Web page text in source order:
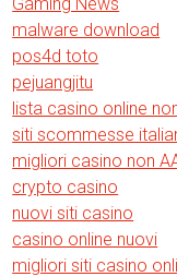
malware download
pos4d toto
pejuangjitu
lista casino online
siti scommesse
migliori casino non
crypto casino
nuovi siti casino
casino online nuovi
migliori siti casino